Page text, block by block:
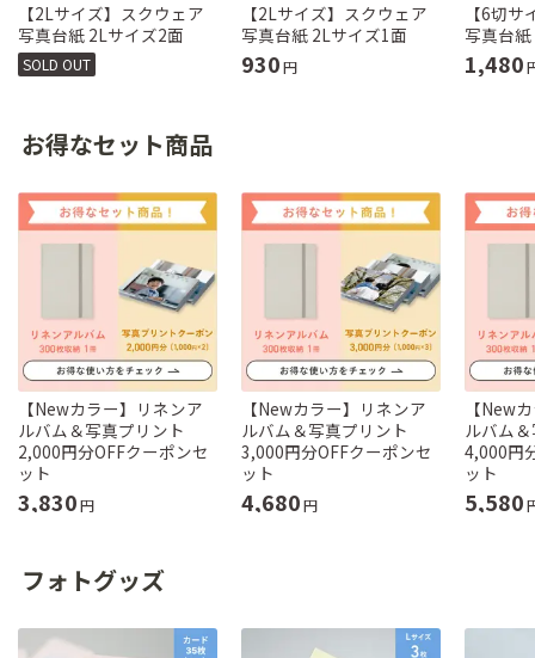
【2Lサイズ】スクウェア
写真台紙 2Lサイズ2面
SOLD OUT
【2Lサイズ】スクウェア
写真台紙 2Lサイズ1面
930円
【6切
写真台
1,480
お得なセット商品
【Newカラー】リネンア
ルバム＆写真プリント
2,000円分OFFクーポンセ
ット
3,830円
【Newカラー】リネンア
ルバム＆写真プリント
3,000円分OFFクーポンセ
ット
4,680円
【New
ルバム
4,000円
ット
5,580
フォトグッズ